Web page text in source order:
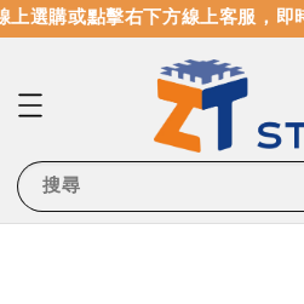
選購或點擊右下方線上客服，即
搜尋